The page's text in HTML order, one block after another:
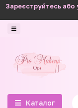
Зареєструйтесь або
Каталог